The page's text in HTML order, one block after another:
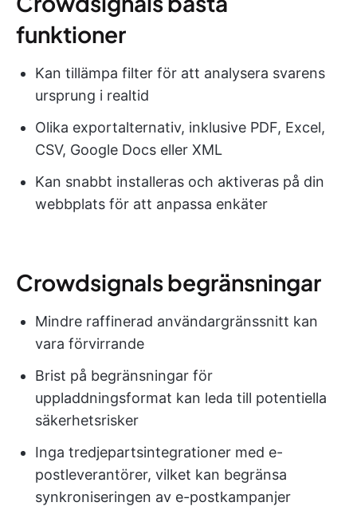
funktioner
Kan tillämpa filter för att analysera svarens
ursprung i realtid
Olika exportalternativ, inklusive PDF, Excel,
CSV, Google Docs eller XML
Kan snabbt installeras och aktiveras på din
webbplats för att anpassa enkäter
Crowdsignals begränsningar
Mindre raffinerad användargränssnitt kan
vara förvirrande
Brist på begränsningar för
uppladdningsformat kan leda till potentiella
säkerhetsrisker
Inga tredjepartsintegrationer med e-
postleverantörer, vilket kan begränsa
synkroniseringen av e-postkampanjer